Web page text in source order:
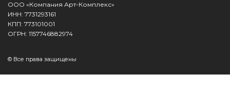
ООО «Компания Арт-Комплекс»
ИНН: 7731293161
КПП: 773101001
ОГРН: 1157746882974
© Все права защищены